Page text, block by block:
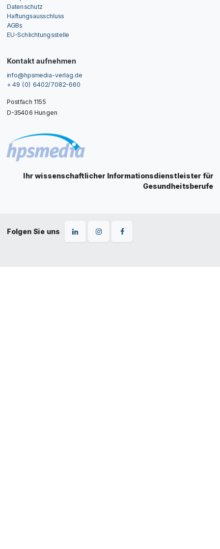
Datenschutz
Haftungsausschluss
AGBs
EU-Schlichtungsstelle
Kontakt aufnehmen
info@hpsmedia-verlag.de
+ 49 (0) 6402/7082-660
Postfach 1155
D-35406 Hungen
Ihr wissenschaftlicher Informationsdienstleister für
Gesundheitsberufe
Folgen Sie uns